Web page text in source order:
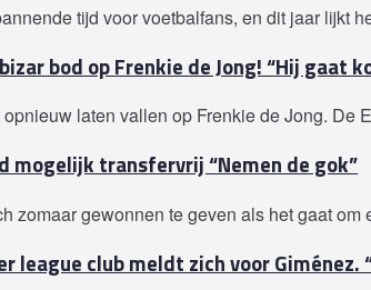
tijd voor voetbalfans, en dit jaar lijkt
bod op Frenkie de Jong! “Hij gaat
laten vallen op Frenkie de Jong. De
mogelijk transfervrij “Nemen de gok”
zomaar gewonnen te geven als het gaat om
league club meldt zich voor